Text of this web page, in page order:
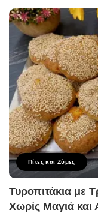
Πίτες και Ζύμες
Τυροπιτάκια με
Χωρίς Μαγιά και